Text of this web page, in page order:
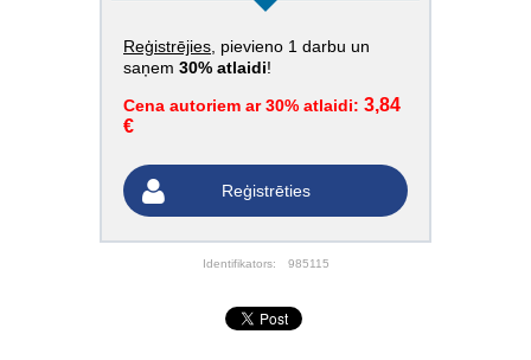
Reģistrējies , pievieno 1 darbu un
saņem 30% atlaidi!
Cena autoriem ar 30% atlaidi: 3,84
€
Reģistrēties
Identifikators: 985115